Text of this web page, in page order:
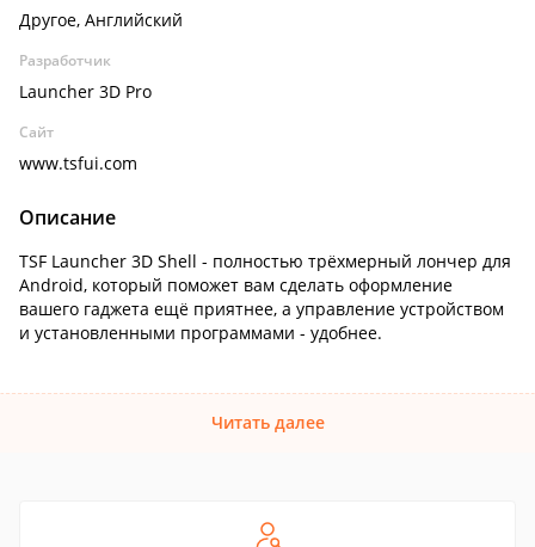
Другое, Английский
Разработчик
Launcher 3D Pro
Сайт
www.tsfui.com
Описание
TSF Launcher 3D Shell - полностью трёхмерный лончер для
Android, который поможет вам сделать оформление
вашего гаджета ещё приятнее, а управление устройством
и установленными программами - удобнее.
Читать далее